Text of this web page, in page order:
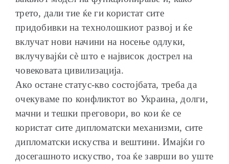
трето, дали тие ќе ги користат сите
придобивки на технолошкиот развој и ќе
вклучат нови начини на носење одлуки,
вклучувајќи сѐ што е највисок дострел на
човековата цивилизација.
Ако остане статус-кво состојбата, треба да
очекуваме по конфликтот во Украина, долги,
мачни и тешки преговори, во кои ќе се
користат сите дипломатски механизми, сите
дипломатски искуства и вештини. Имајќи го
досегашното искуство, тоа ќе заврши во уште